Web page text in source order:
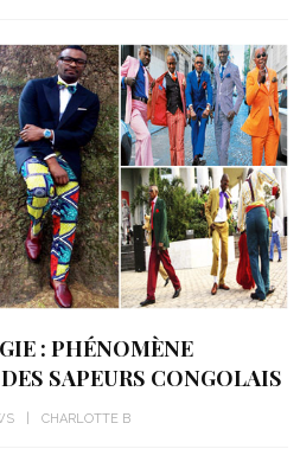
: PHÉNOMÈNE
SAPEURS CONGOLAIS
CHARLOTTE B